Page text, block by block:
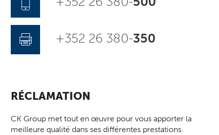
+352 26 380-350
RÉCLAMATION
CK Group met tout en œuvre pour vous apporter la
meilleure qualité dans ses différentes prestations.